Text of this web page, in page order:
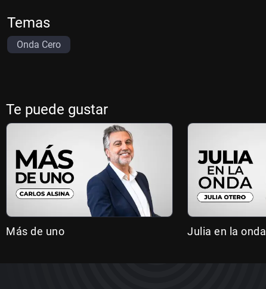
Temas
Onda Cero
Te puede gustar
Más de uno Julia en la onda